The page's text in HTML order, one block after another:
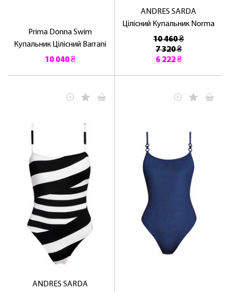
Prima Donna Swim
Купальник Цілісний Barrani
10 040 ₴
ANDRES SARDA
Цілісний Купальник Norma
10 460 ₴
7 320 ₴
6 222 ₴
ANDRES SARDA